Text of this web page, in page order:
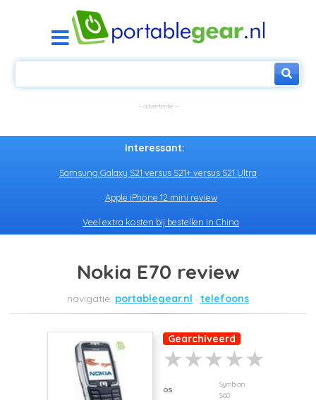
Interessant:
Samsung Galaxy S21 versus S21+ versus S21 Ultra
Apple iPhone 12 mini review
Veel extra kosten bij bestellen in China
Nokia E70 review
portablegear.nl telefoons
Gearchiveerd
OS
Symbian
S60